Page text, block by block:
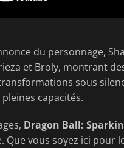
du personnage,
et Broly, montrant
sous
capacités.
Dragon Ball:
Que vous soyez ici pour